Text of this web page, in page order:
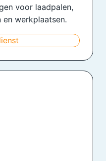
voor laadpalen,
en werkplaatsen.